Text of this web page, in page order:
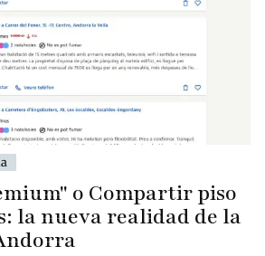
o Compartir piso
la nueva realidad de la